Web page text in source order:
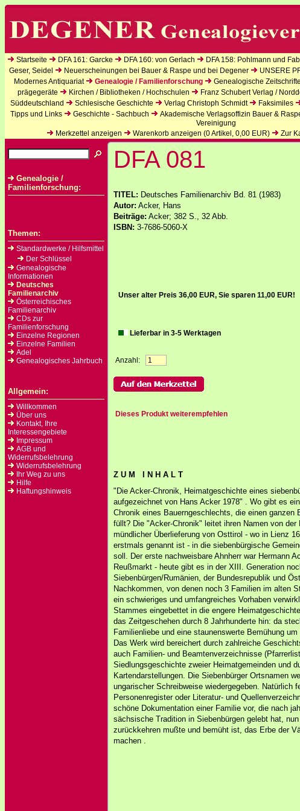
Startseite DFA 161: Garcke DFA 160: von Gerlach DFA 158: Pohlmann und
Geser, Seidel
Neuerscheinungen bei Bauer & Raspe und bei Degener UNSERE
Modernes Antiquariat
Genealogie / Familienforschung Genealogische
prägegeräte
Kirchen / Bibliotheken / Hochschulen Franz Schubert Verlag /
Süddeutschland
Schlesische Geschichte Verlag Christoph Schmidt Faksimiles
Tipps und Links
Geschichte - Sachbuch Akademische Verlagsoffizin Bauer &
Vereinigung
Merkzettel anzeigen
Warenkorb anzeigen (0Artikel, 0,00 EUR) Zur
Genealogie /
Familienforschung:
Themen:
Standardwerke / Hilfsmittel
Der Schlüssel
Genealogische
Informationen
Deutsches
Familienarchiv
Österreichisches
Familienarchiv
CDs zur
Familienforschung
Einzelne Regionen
Einzelne Familien
Adel
Genealogisches Jahrbuch
Allgemein:
Willkommen
Über uns
Kontakt, Ihre
Interessengebiete
Impressum
AGB und
Widerrufsbelehrung
Widerrufsbelehrung
Ihr Weg zu uns
Hilfe
Haftungshinweis
DFA 081
TITEL: Deutsches Familienarchiv Bd. 81 (1983)
Autor: Acker, Hans
Beiträge: Acker; 382 S., 32 Abb.
ISBN: 3-7686-5060-X
Unser alter Preis 36,00 EUR, Sie sparen 11,00 EUR!
Lieferbar in 3-5 Werktagen
Anzahl:
Dieses Produkt weiterempfehlen
Z U M I N H A L T
"Die Acker-Chronik, Heimatgeschichte eines
aufgezeichnet von Hans Acker 1978" . Wo gibt es
Chronik eines Bauerngeschlechts, die einen ganzen
füllt? Die "Acker-Chronik" leitet ihren Namen von
mündlicher Überlieferung von Osttirol - wo in Lienz
erstmals genannt ist - in die siebenbürgische
soll. Der erste nachweisbare Ahnherr war Hermann
Reußmarkt - heute gibt es in der XIII. Generation
Siebenbürgen/Rumänien, der Bundesrepublik und
Nachkommen, von denen noch 3 Familien im alten
ein schwieriges und umfangreiches Vorhaben
Stammes eingebettet in die engere
das Zeitgeschehen durch 8 Jahrhunderte hin: da
Familienliebe und eine staunenswerte Bemühung
Das Werk wird bereichert durch zahlreiche
auch Familien- und Beamtenverzeichnisse
Siedlungsgeschichte zweier Heimatgemeinden und
Kartendarstellungen. Die Siebenbürger Ortsnamen
ungarischer Schreibweise wiedergegeben. Natürlich
Personenregister oder Literatur- und
schöne Dokumentation einer Familie vor, die nach
sächsische Tradition in Siebenbürgen gelebt hat,
zurückkehren mußte und bemüht ist, das Erbe der
machen .